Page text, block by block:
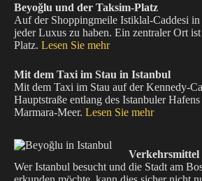
Beyoğlu und der Taksim-Platz
Auf der Shoppingmeile Istiklal-Caddesi
jeder Luxus zu haben. Ein zentraler Ort
Platz. Lesen Sie mehr
Mit dem Taxi im Stau in Istanbul
Mit dem Taxi im Stau auf der Kennedy-
Hauptstraße entlang des Istanbuler Hafens
Marmara-Meer. Lesen Sie mehr
Wer Istanbul besucht und die Stadt am